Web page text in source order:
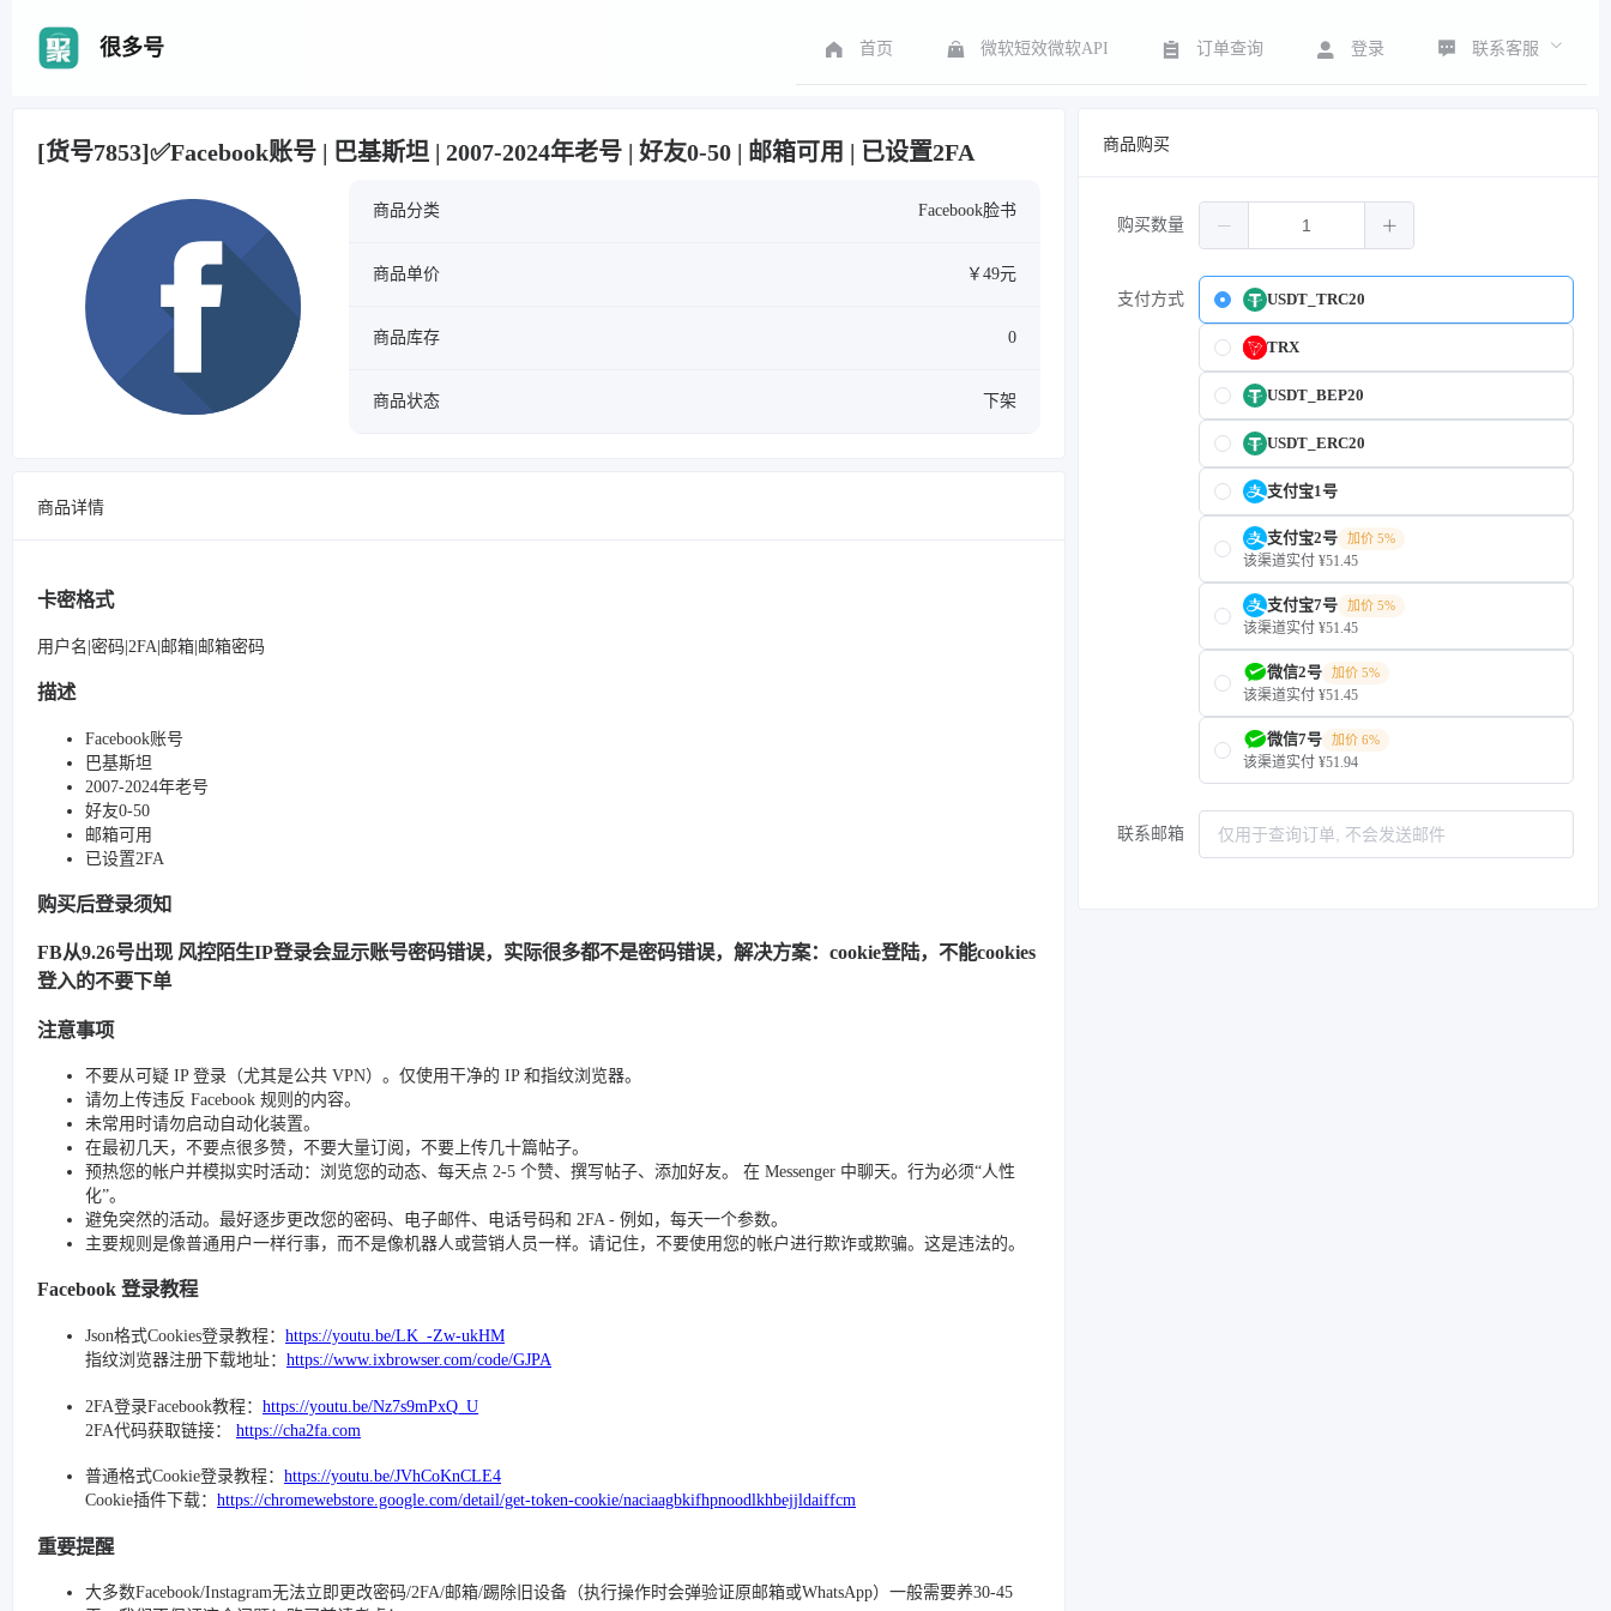
很多号 首页 微软短效微软API 订单查询 登录 联系客服
[货号7853]✅Facebook账号 | 巴基斯坦 | 2007-2024年老号 | 好友0-50 | 邮箱可用 | 已设置2FA
商品分类 Facebook脸书
商品单价 ￥49元
商品库存 0
商品状态 下架
商品详情
卡密格式
用户名|密码|2FA|邮箱|邮箱密码
描述
Facebook账号
巴基斯坦
2007-2024年老号
好友0-50
邮箱可用
已设置2FA
购买后登录须知
FB从9.26号出现 风控陌生IP登录会显示账号密码错误，实际很多都不是密码错误，解决方案：cookie登陆，不能cookies
登入的不要下单
注意事项
不要从可疑 IP 登录（尤其是公共 VPN）。仅使用干净的 IP 和指纹浏览器。
请勿上传违反 Facebook 规则的内容。
未常用时请勿启动自动化装置。
在最初几天，不要点很多赞，不要大量订阅，不要上传几十篇帖子。
预热您的帐户并模拟实时活动：浏览您的动态、每天点 2-5 个赞、撰写帖子、添加好友。 在 Messenger 中聊天。行为必须“人性
化”。
避免突然的活动。最好逐步更改您的密码、电子邮件、电话号码和 2FA - 例如，每天一个参数。
主要规则是像普通用户一样行事，而不是像机器人或营销人员一样。请记住，不要使用您的帐户进行欺诈或欺骗。这是违法的。
Facebook 登录教程
Json格式Cookies登录教程： https://youtu.be/LK_-Zw-ukHM
指纹浏览器注册下载地址： https://www.ixbrowser.com/code/GJPA
2FA登录Facebook教程： https://youtu.be/Nz7s9mPxQ_U
2FA代码获取链接： https://cha2fa.com
普通格式Cookie登录教程： https://youtu.be/JVhCoKnCLE4
Cookie插件下载： https://chromewebstore.google.com/detail/get-token-cookie/naciaagbkifhpnoodlkhbejjldaiffcm
重要提醒
大多数Facebook/Instagram无法立即更改密码/2FA/邮箱/踢除旧设备（执行操作时会弹验证原邮箱或WhatsApp）一般需要养30-45
商品购买
购买数量
支付方式 USDT_TRC20
TRX
USDT_BEP20
USDT_ERC20
支付宝1号
支付宝2号 加价 5%
该渠道实付 ¥51.45
支付宝7号 加价 5%
该渠道实付 ¥51.45
微信2号 加价 5%
该渠道实付 ¥51.45
微信7号 加价 6%
该渠道实付 ¥51.94
联系邮箱